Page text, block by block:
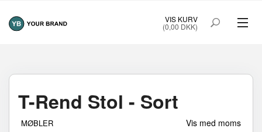
VIS KURV
(0,00 DKK)
SMART FRAME
THE WATERBAG
T-Rend Stol - Sort
MØBLER Vis med moms